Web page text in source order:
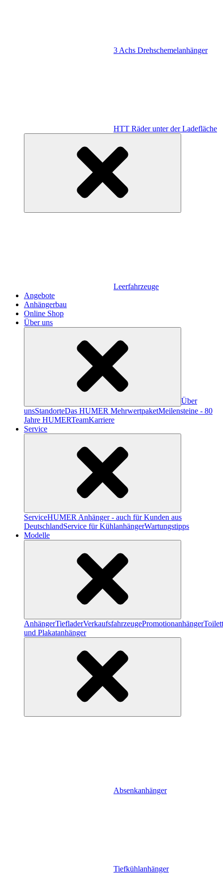
3 Achs Drehschemelanhänger
HTT Räder unter der Ladefläche
Leerfahrzeuge
Angebote
Anhängerbau
Online Shop
Über uns
Über
unsStandorteDas HUMER MehrwertpaketMeilensteine - 80
Jahre HUMERTeamKarriere
Service
ServiceHUMER Anhänger - auch für Kunden aus
DeutschlandService für KühlanhängerWartungstipps
Modelle
AnhängerTiefladerVerkaufsfahrzeugePromotionanhänger
und Plakatanhänger
Absenkanhänger
Tiefkühlanhänger